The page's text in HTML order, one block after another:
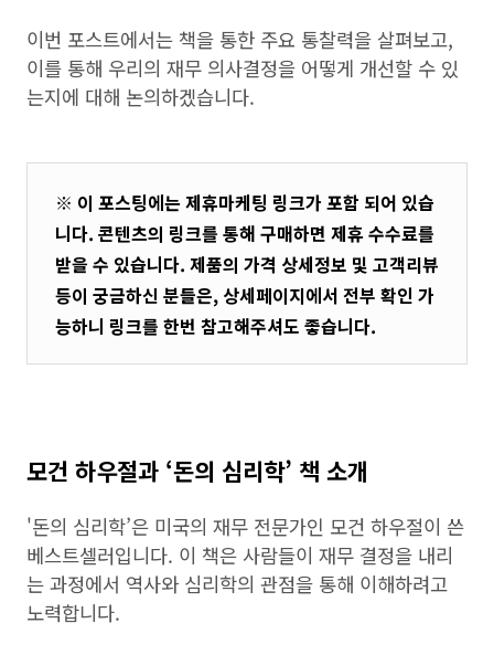
이번 포스트에서는 책을 통한 주요 통찰력을 살펴보고,
이를 통해 우리의 재무 의사결정을 어떻게 개선할 수 있
는지에 대해 논의하겠습니다.
※ 이 포스팅에는 제휴마케팅 링크가 포함 되어 있습
니다. 콘텐츠의 링크를 통해 구매하면 제휴 수수료를
받을 수 있습니다. 제품의 가격 상세정보 및 고객리뷰
등이 궁금하신 분들은, 상세페이지에서 전부 확인 가
능하니 링크를 한번 참고해주셔도 좋습니다.
모건 하우절과 ‘돈의 심리학’ 책 소개
'돈의 심리학’은 미국의 재무 전문가인 모건 하우절이 쓴
베스트셀러입니다. 이 책은 사람들이 재무 결정을 내리
는 과정에서 역사와 심리학의 관점을 통해 이해하려고
노력합니다.